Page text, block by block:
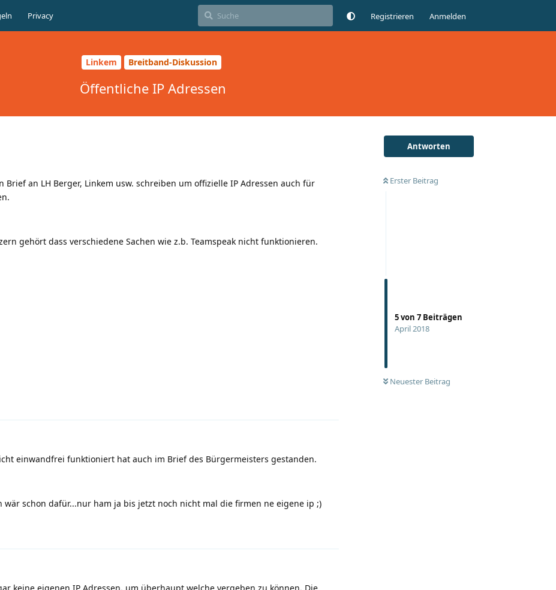
Privacy Registrieren Anmelden
Linkem Breitband-Diskussion
Öffentliche IP Adressen
Antworten
Erster Beitrag
5von 7 Beiträgen
April 2018
Neuester Beitrag
Brief an LH Berger, Linkem usw. schreiben um offizielle IP Adressen auch für
gehört dass verschiedene Sachen wie z.b. Teamspeak nicht funktionieren.
einwandfrei funktioniert hat auch im Brief des Bürgermeisters gestanden.
wär schon dafür...nur ham ja bis jetzt noch nicht mal die firmen ne eigene ip ;)